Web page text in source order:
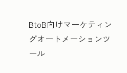
BtoB向けマーケティン
グオートメーションツ
ール